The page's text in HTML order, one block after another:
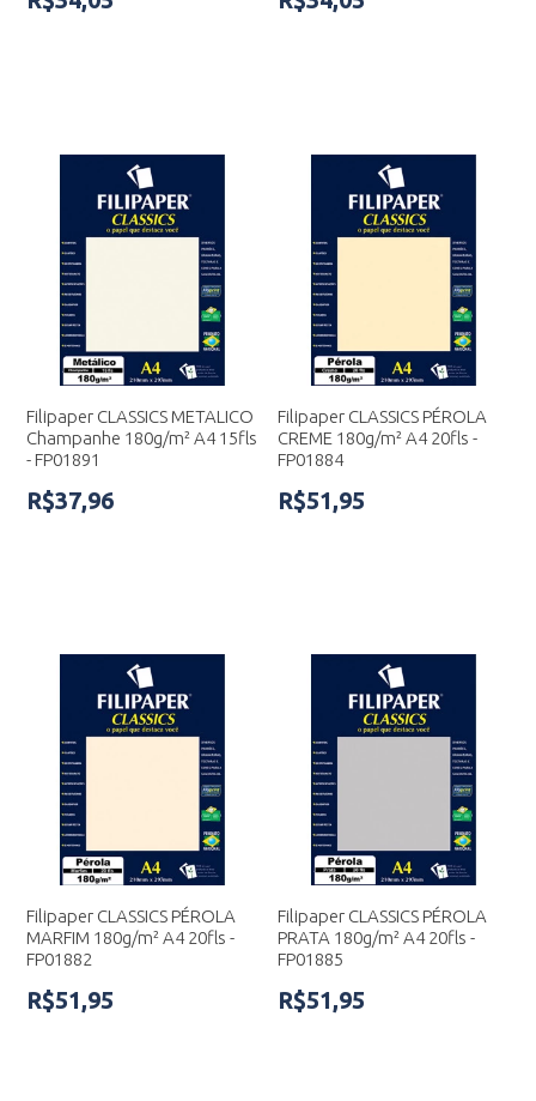
Filipaper CLASSICS METALICO
Champanhe 180g/m² A4 15fls
- FP01891
R$37,96
Filipaper CLASSICS PÉROLA
CREME 180g/m² A4 20fls -
FP01884
R$51,95
Filipaper CLASSICS PÉROLA
MARFIM 180g/m² A4 20fls -
FP01882
R$51,95
Filipaper CLASSICS PÉROLA
PRATA 180g/m² A4 20fls -
FP01885
R$51,95